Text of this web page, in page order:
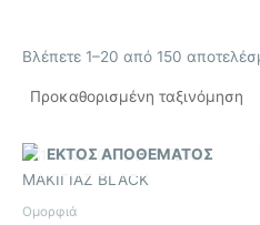
Βλέπετε 1–20 από 150
ΕΚΤΌΣ ΑΠΟΘΈΜΑΤΟΣ
Ομορφιά